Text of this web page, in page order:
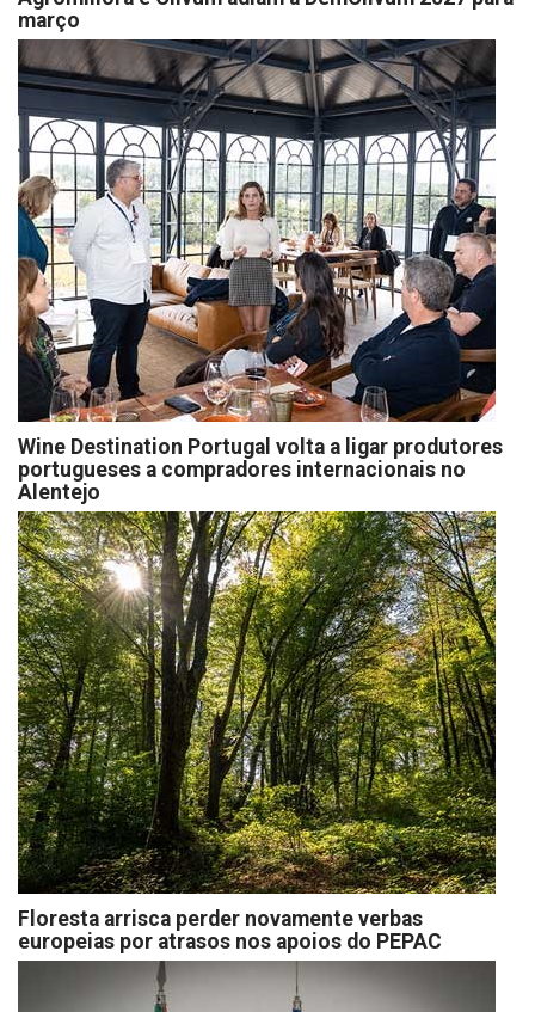
março
Wine Destination Portugal volta a ligar produtores
portugueses a compradores internacionais no
Alentejo
Floresta arrisca perder novamente verbas
europeias por atrasos nos apoios do PEPAC